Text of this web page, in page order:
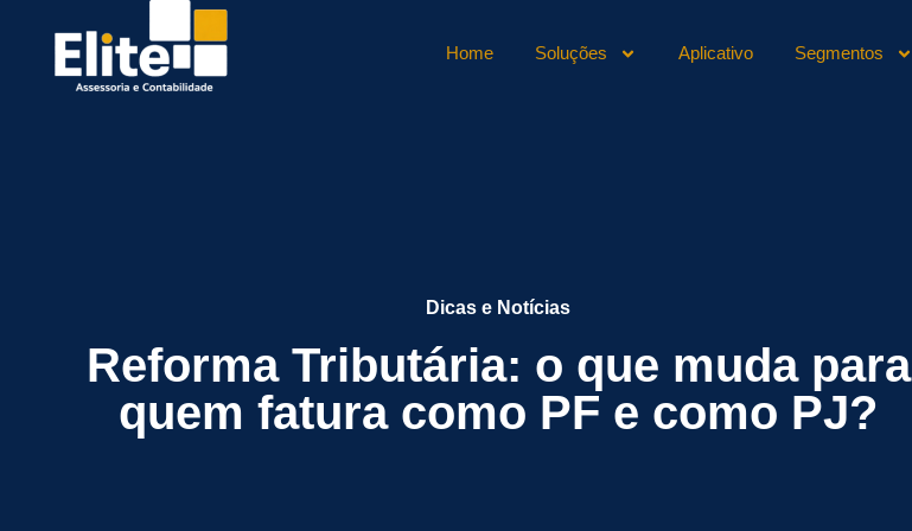
Home Soluções Aplicativo Segmentos
Dicas e Notícias
Reforma Tributária: o que muda para
quem fatura como PF e como PJ?